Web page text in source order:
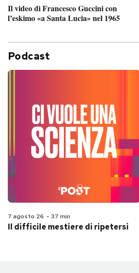
Il video di Francesco Guccini con
l’eskimo «a Santa Lucia» nel 1965
Podcast
7 agosto 26 - 37 min
Il difficile mestiere di ripetersi